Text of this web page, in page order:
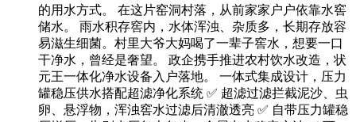
的用水方式。 在这片窑洞村落，从前家家户户依靠水窖
储水。 雨水积存窖内，水体浑浊、杂质多，长期存放容
易滋生细菌。村里大爷大妈喝了一辈子窖水，想要一口
干净水，曾经是奢望。 政企携手推进农村饮水改造，状
元王一体化净水设备入户落地。 一体式集成设计，压力
罐稳压供水搭配超滤净化系统 ✅ 超滤过滤拦截泥沙、虫
卵、悬浮物，浑浊窖水过滤后清澈透亮 ✅ 自带压力罐稳